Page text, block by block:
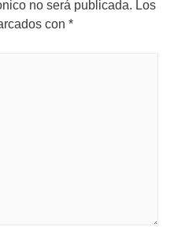
no será publicada. Los
con *